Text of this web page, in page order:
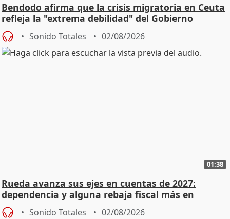
Bendodo afirma que la crisis migratoria en Ceuta
refleja la "extrema debilidad" del Gobierno
Sonido Totales 02/08/2026
01:38
Rueda avanza sus ejes en cuentas de 2027:
dependencia y alguna rebaja fiscal más en
vivienda
Sonido Totales 02/08/2026